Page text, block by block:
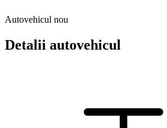
Autovehicul nou
Detalii autovehicul